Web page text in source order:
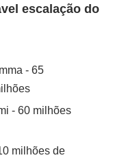
escalação do
- 65
- 60 milhões
milhões de